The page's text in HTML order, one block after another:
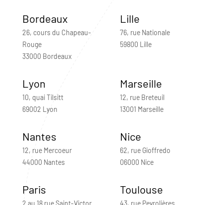
Bordeaux
26, cours du Chapeau-
Rouge
33000 Bordeaux
Lille
76, rue Nationale
59800 Lille
Lyon
10, quai Tilsitt
69002 Lyon
Marseille
12, rue Breteuil
13001 Marseille
Nantes
12, rue Mercoeur
44000 Nantes
Nice
62, rue Gioffredo
06000 Nice
Paris
2 au 18 rue Saint-Victor
Toulouse
43, rue Peyrolières